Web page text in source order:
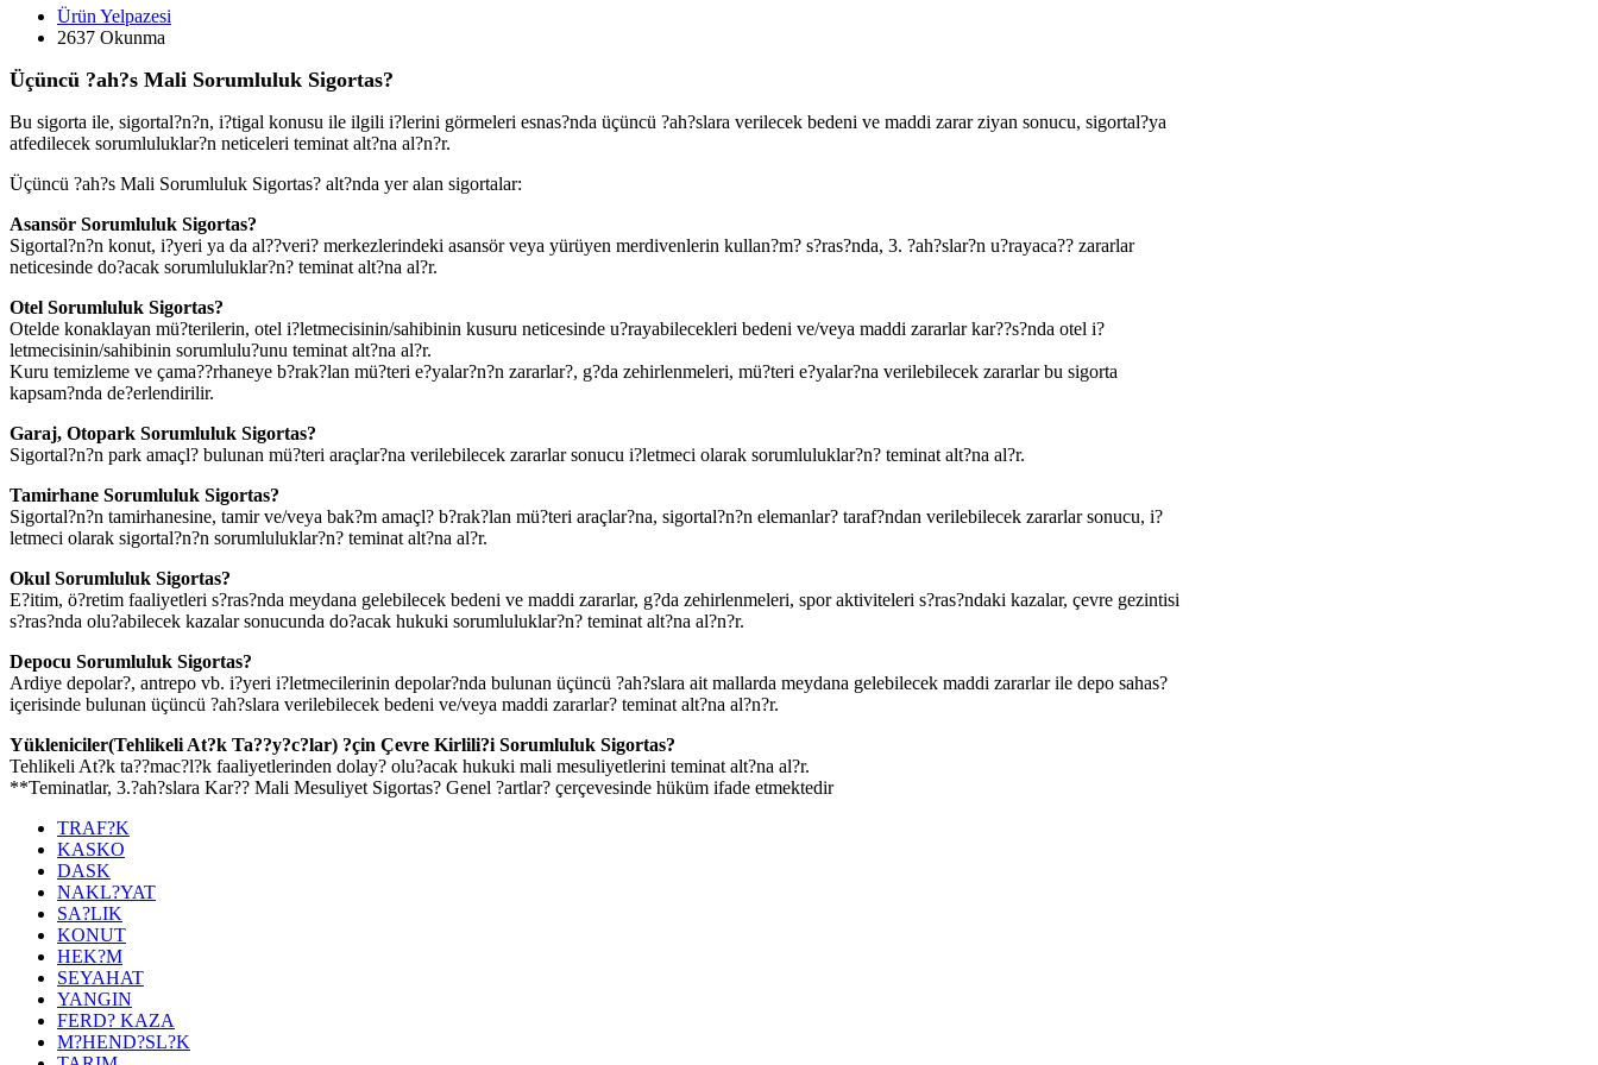
Ürün Yelpazesi
2637 Okunma
Üçüncü ?ah?s Mali Sorumluluk Sigortas?
Bu sigorta ile, sigortal?n?n, i?tigal konusu ile ilgili i?lerini görmeleri esnas?nda üçüncü ?ah?slara verilecek bedeni ve maddi zarar ziyan sonucu, sigortal?ya
atfedilecek sorumluluklar?n neticeleri teminat alt?na al?n?r.
Üçüncü ?ah?s Mali Sorumluluk Sigortas? alt?nda yer alan sigortalar:
Asansör Sorumluluk Sigortas?
Sigortal?n?n konut, i?yeri ya da al??veri? merkezlerindeki asansör veya yürüyen merdivenlerin kullan?m? s?ras?nda, 3. ?ah?slar?n u?rayaca?? zararlar
neticesinde do?acak sorumluluklar?n? teminat alt?na al?r.
Otel Sorumluluk Sigortas?
Otelde konaklayan mü?terilerin, otel i?letmecisinin/sahibinin kusuru neticesinde u?rayabilecekleri bedeni ve/veya maddi zararlar kar??s?nda otel i?
letmecisinin/sahibinin sorumlulu?unu teminat alt?na al?r.
Kuru temizleme ve çama??rhaneye b?rak?lan mü?teri e?yalar?n?n zararlar?, g?da zehirlenmeleri, mü?teri e?yalar?na verilebilecek zararlar bu sigorta
kapsam?nda de?erlendirilir.
Garaj, Otopark Sorumluluk Sigortas?
Sigortal?n?n park amaçl? bulunan mü?teri araçlar?na verilebilecek zararlar sonucu i?letmeci olarak sorumluluklar?n? teminat alt?na al?r.
Tamirhane Sorumluluk Sigortas?
Sigortal?n?n tamirhanesine, tamir ve/veya bak?m amaçl? b?rak?lan mü?teri araçlar?na, sigortal?n?n elemanlar? taraf?ndan verilebilecek zararlar sonucu, i?
letmeci olarak sigortal?n?n sorumluluklar?n? teminat alt?na al?r.
Okul Sorumluluk Sigortas?
E?itim, ö?retim faaliyetleri s?ras?nda meydana gelebilecek bedeni ve maddi zararlar, g?da zehirlenmeleri, spor aktiviteleri s?ras?ndaki kazalar, çevre gezintisi
s?ras?nda olu?abilecek kazalar sonucunda do?acak hukuki sorumluluklar?n? teminat alt?na al?n?r.
Depocu Sorumluluk Sigortas?
Ardiye depolar?, antrepo vb. i?yeri i?letmecilerinin depolar?nda bulunan üçüncü ?ah?slara ait mallarda meydana gelebilecek maddi zararlar ile depo sahas?
içerisinde bulunan üçüncü ?ah?slara verilebilecek bedeni ve/veya maddi zararlar? teminat alt?na al?n?r.
Yükleniciler(Tehlikeli At?k Ta??y?c?lar) ?çin Çevre Kirlili?i Sorumluluk Sigortas?
Tehlikeli At?k ta??mac?l?k faaliyetlerinden dolay? olu?acak hukuki mali mesuliyetlerini teminat alt?na al?r.
**Teminatlar, 3.?ah?slara Kar?? Mali Mesuliyet Sigortas? Genel ?artlar? çerçevesinde hüküm ifade etmektedir
TRAF?K
KASKO
DASK
NAKL?YAT
SA?LIK
KONUT
HEK?M
SEYAHAT
YANGIN
FERD? KAZA
M?HEND?SL?K